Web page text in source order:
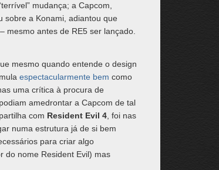
mudança; a Capcom,
sobre a Konami, adiantou que
mesmo antes de RE5 ser lançado.
mesmo quando entende o design
espectacularmente bem como
uma crítica à procura de
amedrontar a Capcom de tal
com Resident Evil 4, foi nas
numa estrutura já de si bem
para criar algo
do nome Resident Evil) mas